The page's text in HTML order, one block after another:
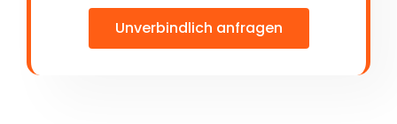
Unverbindlich anfragen